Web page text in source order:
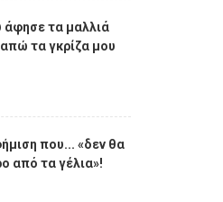
άφησε τα μαλλιά
τα γκρίζα μου
που... «δεν θα
από τα γέλια»!